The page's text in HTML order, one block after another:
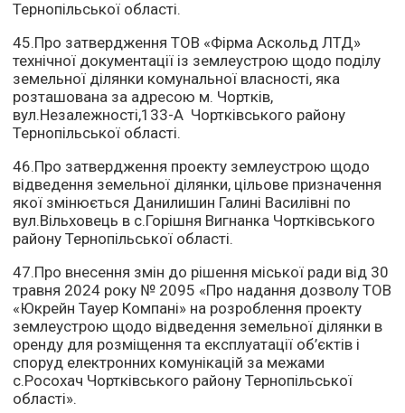
Тернопільської області.
45.Про затвердження ТОВ «Фірма Аскольд ЛТД»
технічної документації із землеустрою щодо поділу
земельної ділянки комунальної власності, яка
розташована за адресою м. Чортків,
вул.Незалежності,133-А Чортківського району
Тернопільської області.
46.Про затвердження проекту землеустрою щодо
відведення земельної ділянки, цільове призначення
якої змінюється Данилишин Галині Василівні по
вул.Вільховець в с.Горішня Вигнанка Чортківського
району Тернопільської області.
47.Про внесення змін до рішення міської ради від 30
травня 2024 року № 2095 «Про надання дозволу ТОВ
«Юкрейн Тауер Компані» на розроблення проекту
землеустрою щодо відведення земельної ділянки в
оренду для розміщення та експлуатації об’єктів і
споруд електронних комунікацій за межами
с.Росохач Чортківського району Тернопільської
області».